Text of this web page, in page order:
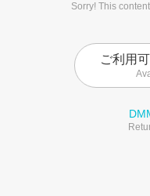
Sorry! This
ご利用